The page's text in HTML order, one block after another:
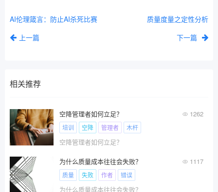
AI伦理箴言：防止AI杀死比赛
上一篇
质量度量之定性分析
下一篇
相关推荐
空降管理者如何立足？ 1262
培训 空降 管理者 木杆
空降管理者如何立足？
为什么质量成本往往会失败？ 1117
质量 失败 作者 错误
为什么质量成本往往会失败？